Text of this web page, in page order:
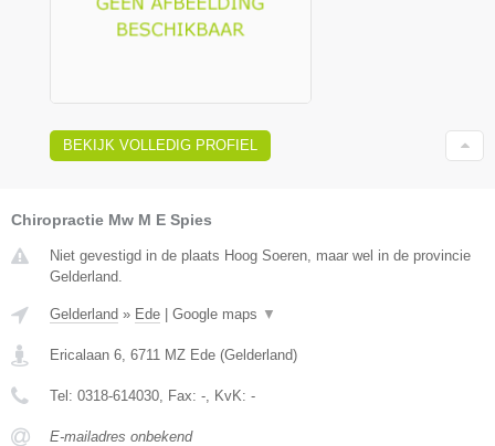
BEKIJK VOLLEDIG PROFIEL
Chiropractie Mw M E Spies
Niet gevestigd in de plaats Hoog Soeren, maar wel in de provincie
Gelderland.
Gelderland » Ede | Google maps ▼
Ericalaan 6 6711 MZ Ede (Gelderland)
Tel: 0318-614030 , Fax: - , KvK: -
E-mailadres onbekend